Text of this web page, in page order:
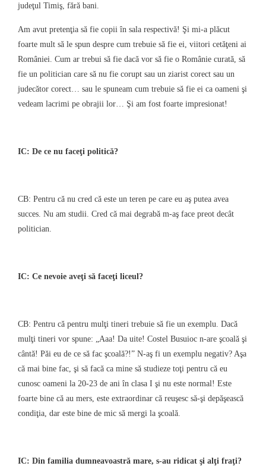
judeţul Timiş, fără bani.
Am avut pretenţia să fie copii în sala respectivă! Şi mi-a plăcut
foarte mult să le spun despre cum trebuie să fie ei, viitori cetăţeni ai
României. Cum ar trebui să fie dacă vor să fie o Românie curată, să
fie un politician care să nu fie corupt sau un ziarist corect sau un
judecător corect… sau le spuneam cum trebuie să fie ei ca oameni şi
vedeam lacrimi pe obrajii lor… Şi am fost foarte impresionat!
IC: De ce nu faceţi politică?
CB: Pentru că nu cred că este un teren pe care eu aş putea avea
succes. Nu am studii. Cred că mai degrabă m-aş face preot decât
politician.
IC: Ce nevoie aveţi să faceţi liceul?
CB: Pentru că pentru mulţi tineri trebuie să fie un exemplu. Dacă
mulţi tineri vor spune: „Aaa! Da uite! Costel Busuioc n-are şcoală şi
cântă! Păi eu de ce să fac şcoală?!” N-aş fi un exemplu negativ? Aşa
că mai bine fac, şi să facă ca mine să studieze toţi pentru că eu
cunosc oameni la 20-23 de ani în clasa I şi nu este normal! Este
foarte bine că au mers, este extraordinar că reuşesc să-şi depăşească
condiţia, dar este bine de mic să mergi la şcoală.
IC: Din familia dumneavoastră mare, s-au ridicat şi alţi fraţi?